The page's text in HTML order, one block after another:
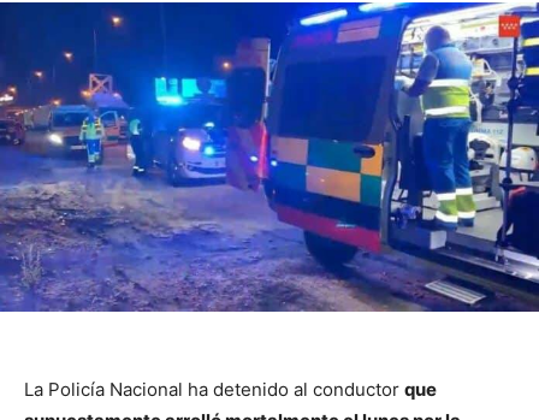
La Policía Nacional ha detenido al conductor que